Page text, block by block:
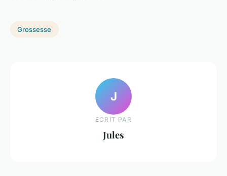
Grossesse
J
ECRIT PAR
Jules